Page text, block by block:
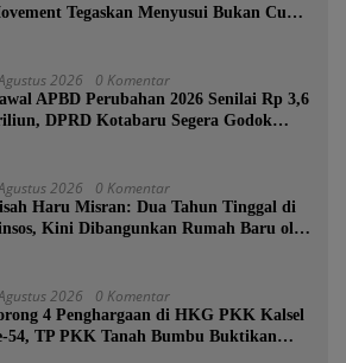
Tegaskan Menyusui Bukan Cuma
2026 0 Komentar
APBD Perubahan 2026 Senilai Rp 3,6
DPRD Kotabaru Segera Godok
2026 0 Komentar
Haru Misran: Dua Tahun Tinggal di
Kini Dibangunkan Rumah Baru oleh
2026 0 Komentar
4 Penghargaan di HKG PKK Kalsel
54, TP PKK Tanah Bumbu Buktikan